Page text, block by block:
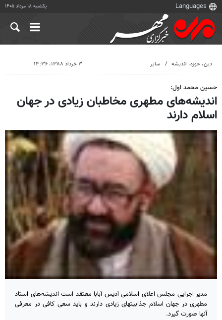
یکشنبه ۱۸ مرداد ۱۴۰۵
دين، حوزه، انديشه سایر ۳ خرداد ۱۳۸۸، ۱۳:۳۶
حسین محمد اول:
اندیشه‌های مطهری مخاطبان زیادی در جهان
اسلام دارند
مدیر اجرایی مجلس اعلای اسلامی آدیس آبابا معتقد است اندیشه‌های استاد
مطهری در جهان اسلام جذابیتهای زیادی دارند و باید سعی کافی در معرفی
آنها صورت گیرد.